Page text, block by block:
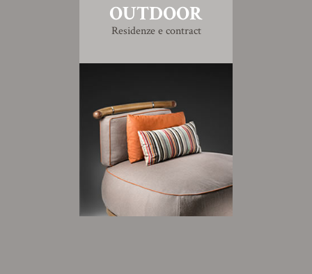
OUTDOOR
Residenze e contract